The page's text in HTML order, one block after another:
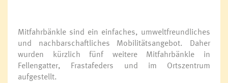
Mitfahrbänkle sind ein einfaches, umweltfreundliches
und nachbarschaftliches Mobilitätsangebot. Daher
wurden kürzlich fünf weitere Mitfahrbänkle in
Fellengatter, Frastafeders und im Ortszentrum
aufgestellt.